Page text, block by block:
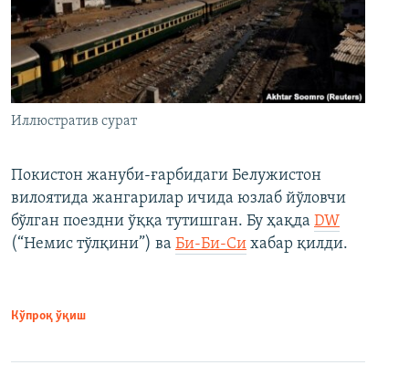
Иллюстратив сурат
Покистон жануби-ғарбидаги Белужистон
вилоятида жангарилар ичида юзлаб йўловчи
бўлган поездни ўққа тутишган. Бу ҳақда DW
(“Немис тўлқини”) ва Би-Би-Си хабар қилди.
Кўпроқ ўқиш